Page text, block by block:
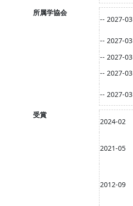
所属学協会
-- 2027-03
-- 2027-03
-- 2027-03
-- 2027-03
-- 2027-03
受賞
2024-02
2021-05
2012-09